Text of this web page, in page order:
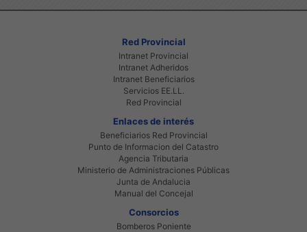
Red Provincial
Intranet Provincial
Intranet Adheridos
Intranet Beneficiarios
Servicios EE.LL.
Red Provincial
Enlaces de interés
Beneficiarios Red Provincial
Punto de Informacion del Catastro
Agencia Tributaria
Ministerio de Administraciones Públicas
Junta de Andalucia
Manual del Concejal
Consorcios
Bomberos Poniente